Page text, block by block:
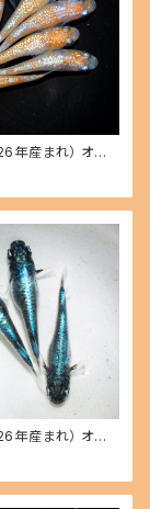
産まれ） オス2
品) ikahoff A-0
産まれ） オス1
品) ikahoff B-0